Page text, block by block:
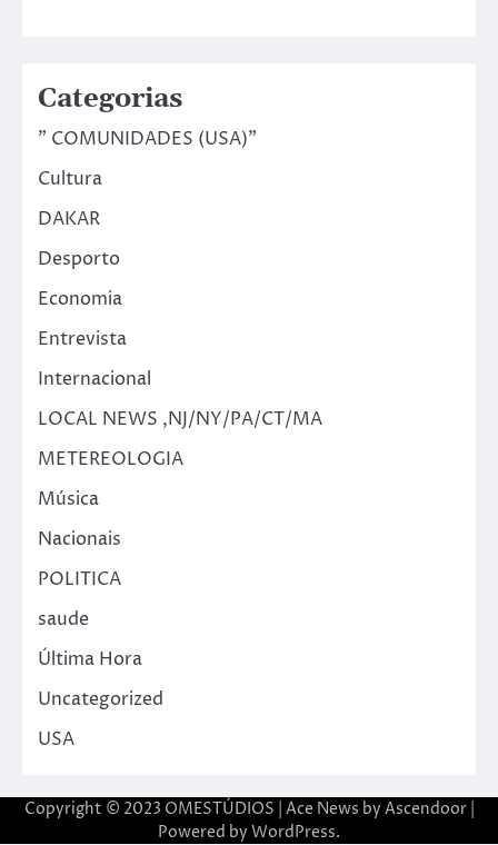
Categorias
" COMUNIDADES (USA)"
Cultura
DAKAR
Desporto
Economia
Entrevista
Internacional
LOCAL NEWS ,NJ/NY/PA/CT/MA
METEREOLOGIA
Música
Nacionais
POLITICA
saude
Última Hora
Uncategorized
USA
Copyright © 2023 OMESTÚDIOS | Ace News by Ascendoor|
Powered by WordPress.